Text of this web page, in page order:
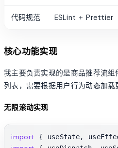
代码规范 ESLint + Prettier
核心功能实现
我主要负责实现的是商品推荐流
列表，需要根据用户行为动态加载
无限滚动实现
import { useState,